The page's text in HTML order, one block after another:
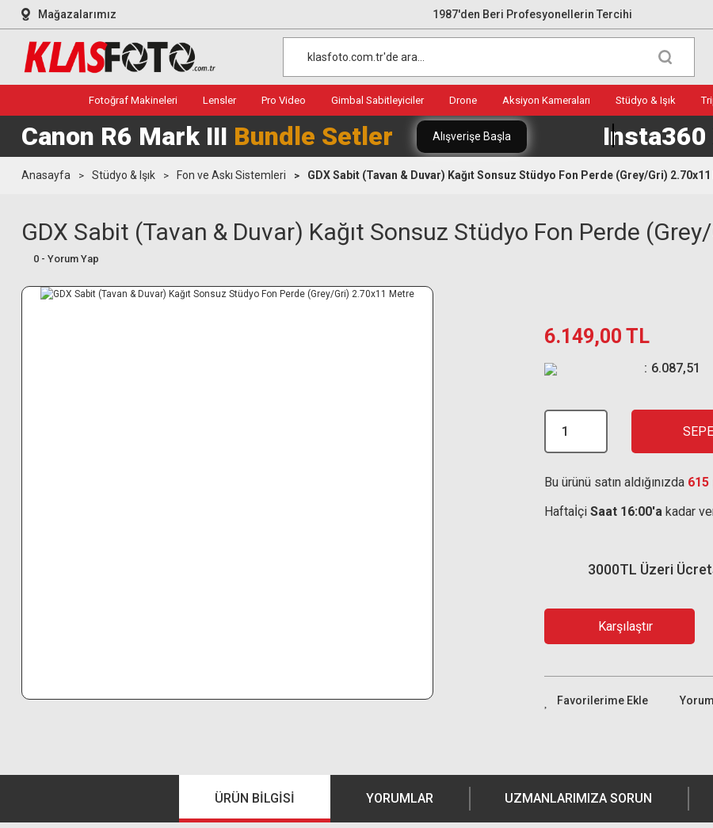
Mağazalarımız 1987'den Beri Profesyonellerin Tercihi
Fotoğraf Makineleri Lensler Pro Video Gimbal Sabitleyiciler Drone Aksiyon Kameraları Stüdyo & Işık
Canon R6 Mark III Bundle Setler Alışverişe Başla Insta360
Anasayfa Stüdyo & Işık Fon ve Askı Sistemleri GDX Sabit (Tavan & Duvar) Kağıt Sonsuz Stüdyo Fon Perde (Grey/Gri)
GDX Sabit (Tavan & Duvar) Kağıt Sonsuz Stüdyo Fon Perde
0 - Yorum Yap
6.149,00 TL
6.087,51
Bu ürünü satın aldığınızda 615
Haftaİçi Saat 16:00'a kadar
3000TL Üzeri
Karşılaştır
ÜRÜN BILGISI YORUMLAR UZMANLARIMIZA SORUN